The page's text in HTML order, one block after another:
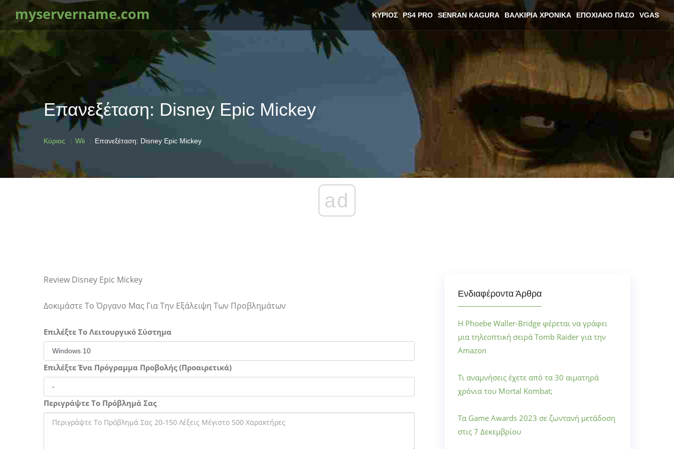
myservername.com ΚΎΡΙΟΣ PS4 PRO SENRAN KAGURA ΒΑΛΚΊΡΙΑ ΧΡΟΝΙΚΆ ΕΠΟΧΙΑΚΌ ΠΆΣΟ VGAS
Επανεξέταση: Disney Epic Mickey
Κύριος Wii Επανεξέταση: Disney Epic Mickey
ad
Review Disney Epic Mickey
Δοκιμάστε Το Όργανο Μας Για Την Εξάλειψη Των Προβλημάτων
Επιλέξτε Το Λειτουργικό Σύστημα
Επιλέξτε Ένα Πρόγραμμα Προβολής (Προαιρετικά)
Περιγράψτε Το Πρόβλημά Σας
Ενδιαφέροντα Άρθρα
Η Phoebe Waller-Bridge φέρεται να γράφει
μια τηλεοπτική σειρά Tomb Raider για την
Amazon
Τι αναμνήσεις έχετε από τα 30 αιματηρά
χρόνια του Mortal Kombat;
Τα Game Awards 2023 σε ζωντανή μετάδοση
στις 7 Δεκεμβρίου